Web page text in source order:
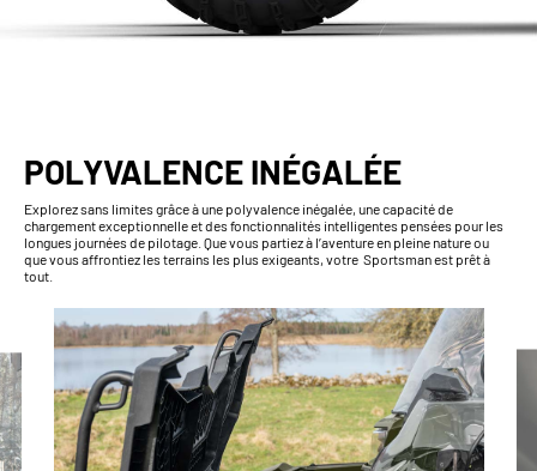
POLYVALENCE INÉGALÉE
Explorez sans limites grâce à une polyvalence inégalée, une capacité de
chargement exceptionnelle et des fonctionnalités intelligentes pensées pour les
longues journées de pilotage. Que vous partiez à l’aventure en pleine nature ou
que vous affrontiez les terrains les plus exigeants, votre Sportsman est prêt à
tout.